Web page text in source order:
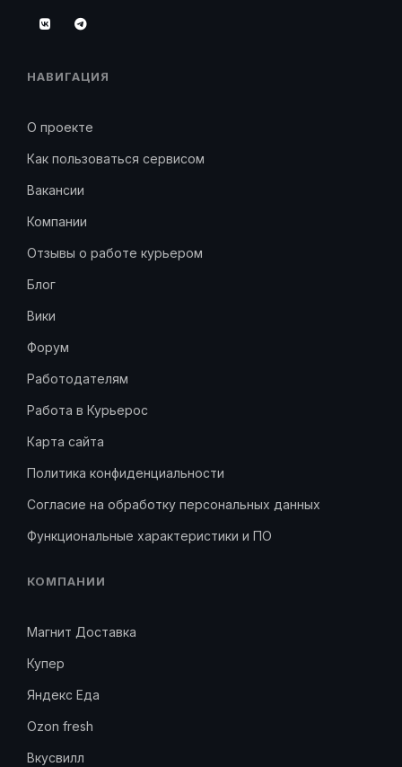
НАВИГАЦИЯ
О проекте
Как пользоваться сервисом
Вакансии
Компании
Отзывы о работе курьером
Блог
Вики
Форум
Работодателям
Работа в Курьерос
Карта сайта
Политика конфиденциальности
Согласие на обработку персональных данных
Функциональные характеристики и ПО
КОМПАНИИ
Магнит Доставка
Купер
Яндекс Еда
Ozon fresh
Вкусвилл